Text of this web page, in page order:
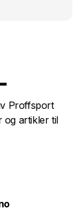
Proffsport
og artikler til